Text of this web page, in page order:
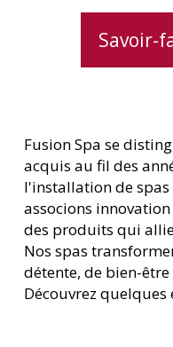
Savoir-
Fusion Spa se
acquis au fil des
l'installation de
associons
des produits qui
Nos spas
détente, de bien-être
Découvrez quelques